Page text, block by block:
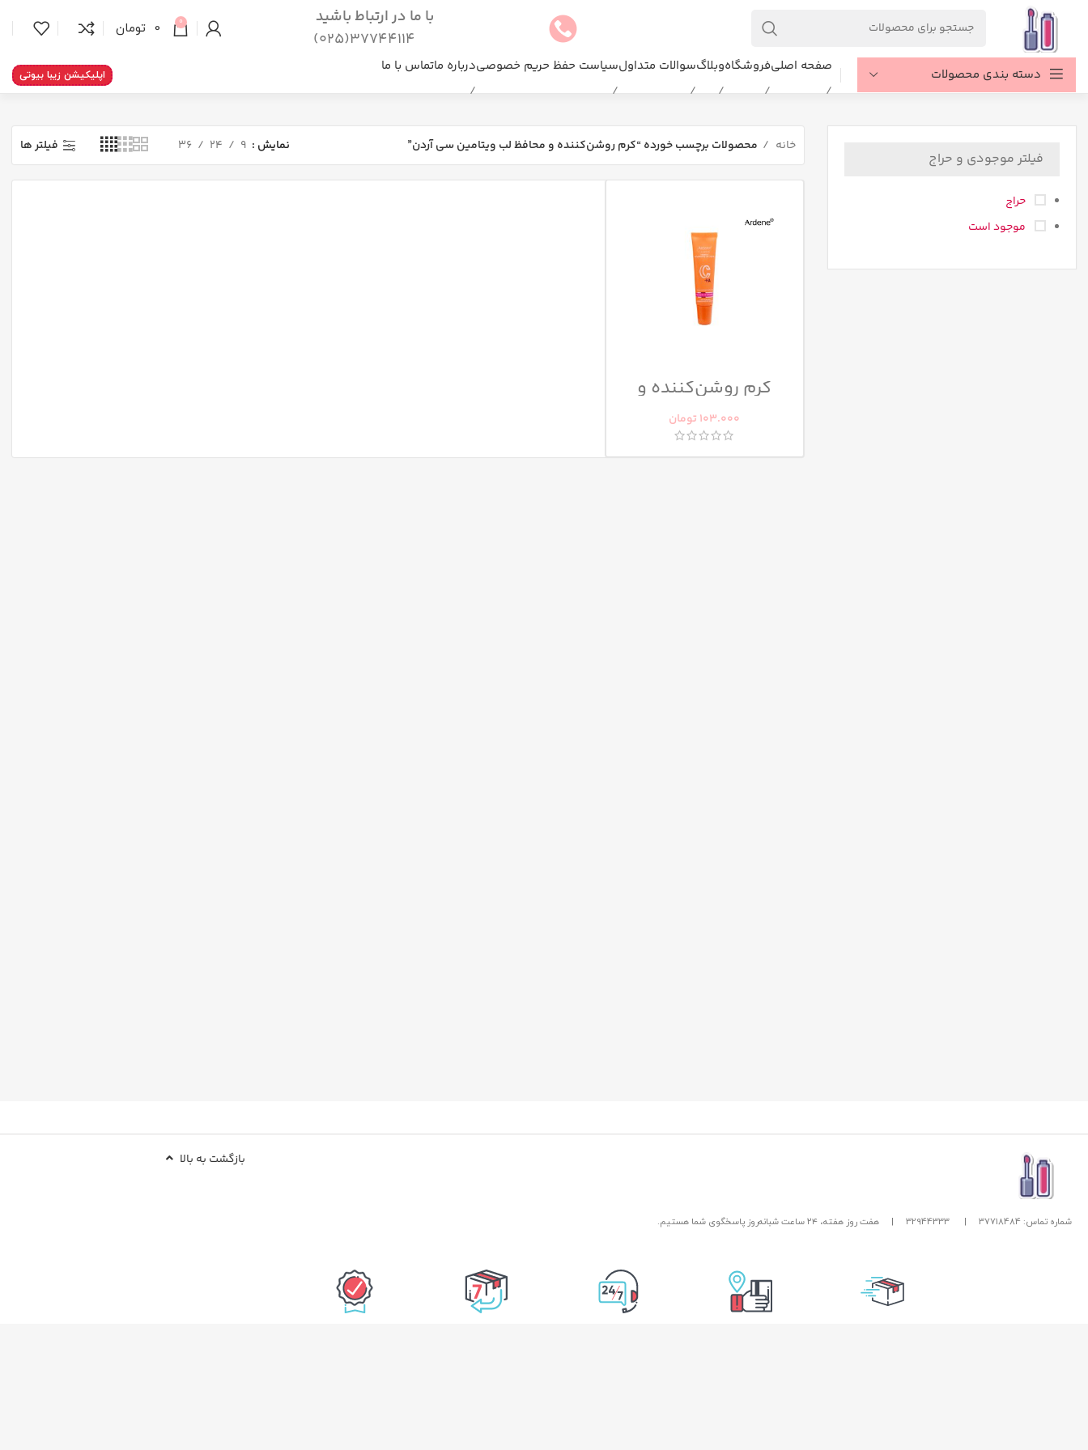
با ما در ارتباط باشید
37744114(025)
0
0 تومان
دسته بندی محصولات صفحه اصلیفروشگاهوبلاگسوالات متداولسیاست حفظ حریم خصوصیدرباره ماتماس با ما اپلیکیشن زیبا بیوتی
فیلتر موجودی و حراج
حراج
موجود است
خانه محصولات برچسب خورده “کرم روشن‌کننده و محافظ لب ویتامین سی آردن” نمایش 9
24
36 فیلتر ها
کرم روشن‌کننده و
محافظ لب ویتامین سی
آردن
103.000 تومان
شماره تماس: 37718484 |
32944333
| هفت روز هفته، ۲۴ ساعت شبانه‌روز پاسخگوی شما هستیم.
بازگشت به بالا